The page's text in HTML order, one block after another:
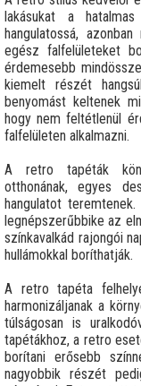
lakásukat a
hangulatossá,
egész falfelületeket
érdemesebb
kiemelt részét
benyomást keltenek
hogy nem feltétlenül
falfelületen alkalmazni.
A retro tapéták
otthonának, egyes
hangulatot
legnépszerűbbike az
színkavalkád rajongói
hullámokkal boríthatják.
A retro tapéta
harmonizáljanak a
túlságosan is
tapétákhoz, a retro
borítani erősebb
nagyobbik részét